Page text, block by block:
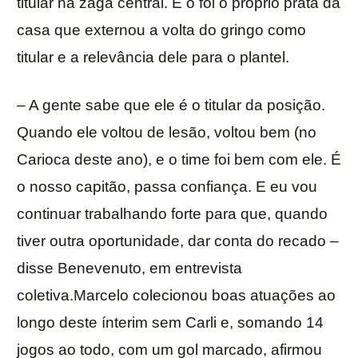
casa que externou a volta do gringo como
titular e a relevância dele para o plantel.
– A gente sabe que ele é o titular da posição.
Quando ele voltou de lesão, voltou bem (no
Carioca deste ano), e o time foi bem com ele. É
o nosso capitão, passa confiança. E eu vou
continuar trabalhando forte para que, quando
tiver outra oportunidade, dar conta do recado –
disse Benevenuto, em entrevista
coletiva.Marcelo colecionou boas atuações ao
longo deste ínterim sem Carli e, somando 14
jogos ao todo, com um gol marcado, afirmou